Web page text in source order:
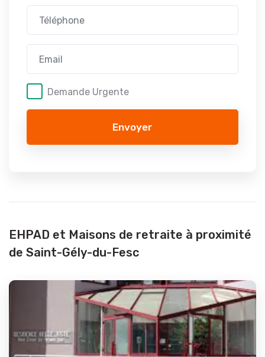
Demande Urgente
Envoyer
EHPAD et Maisons de retraite à proximité
de Saint-Gély-du-Fesc